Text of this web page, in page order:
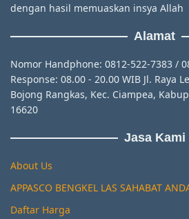
dengan hasil memuaskan insya Allah
Alamat
Nomor Handphone: 0812-522-7383 /
Response: 08.00 - 20.00 WIB Jl. Raya
Bojong Rangkas, Kec. Ciampea,
16620
Jasa Kami
About Us
APPASCO BENGKEL LAS SAHABAT
Daftar Harga